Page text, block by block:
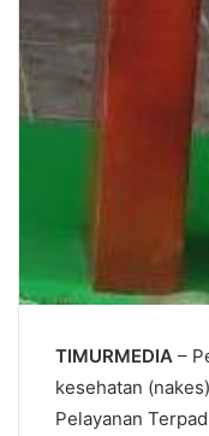
TIMURMEDIA –
kesehatan
Pelayanan